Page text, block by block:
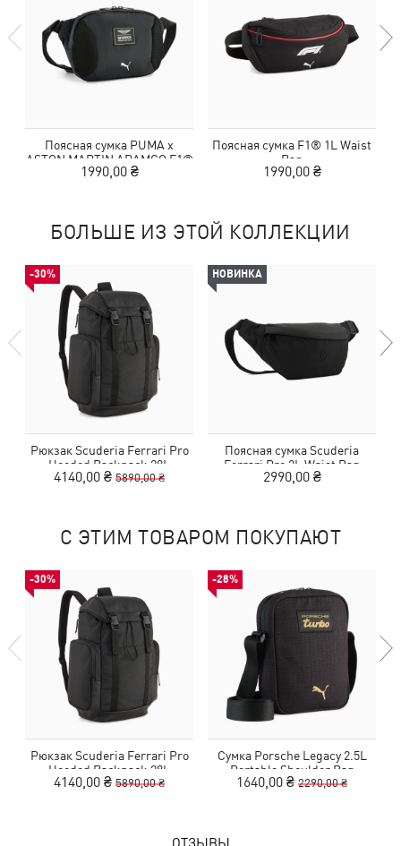
Поясная сумка PUMA x
ASTON MARTIN ARAMCO F1®
TEAM 1.5L Waist Bag
1990,00 ₴
Поясная сумка F1® 1L Waist
Bag
1990,00 ₴
БОЛЬШЕ ИЗ ЭТОЙ КОЛЛЕКЦИИ
-30%
Рюкзак Scuderia Ferrari Pro
Hooded Backpack 28L
4140,00 ₴ 5890,00 ₴
НОВИНКА
Поясная сумка Scuderia
Ferrari Pro 2L Waist Bag
2990,00 ₴
С ЭТИМ ТОВАРОМ ПОКУПАЮТ
-30%
Рюкзак Scuderia Ferrari Pro
Hooded Backpack 28L
4140,00 ₴ 5890,00 ₴
-28%
Сумка Porsche Legacy 2.5L
Portable Shoulder Bag
1640,00 ₴ 2290,00 ₴
ОТЗЫВЫ